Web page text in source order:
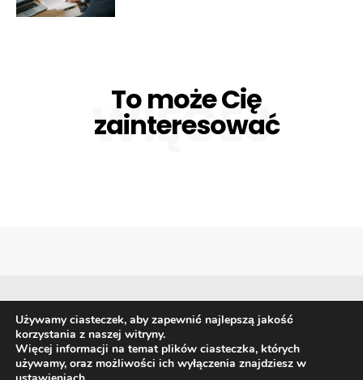
To może Cię
zainteresować
WIĘCEJ
Biznes Giełda i waluty
Prawo
Technologia i trendy
Używamy ciasteczek, aby zapewnić najlepszą jakość
korzystania z naszej witryny.
Więcej informacji na temat plików ciasteczka, których
używamy, oraz możliwości ich wyłączenia znajdziesz w